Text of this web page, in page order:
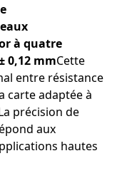
à quatre
0,12 mmCette
entre résistance
carte adaptée à
précision de
aux
hautes